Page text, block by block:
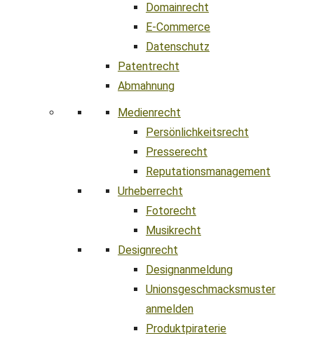
Domainrecht
E-Commerce
Datenschutz
Patentrecht
Abmahnung
Medienrecht
Persönlichkeitsrecht
Presserecht
Reputationsmanagement
Urheberrecht
Fotorecht
Musikrecht
Designrecht
Designanmeldung
Unionsgeschmacksmuster
anmelden
Produktpiraterie